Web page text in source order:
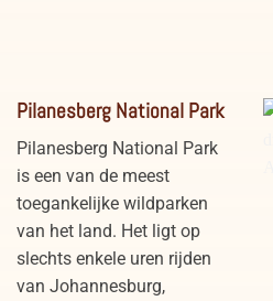
iMfolozi Park Zuid-Afrika
Pilanesberg National Park
Pilanesberg National Park
is een van de meest
toegankelijke wildparken
van het land. Het ligt op
slechts enkele uren rijden
van Johannesburg,